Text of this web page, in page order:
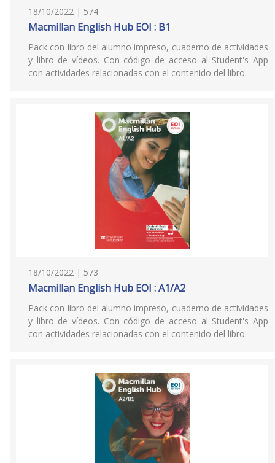
18/10/2022 | 574
Macmillan English Hub EOI : B1
Pack con libro del alumno impreso, cuaderno de actividades
y libro de vídeos. Con código de acceso al Student's App
con actividades relacionadas con el contenido del libro.
18/10/2022 | 573
Macmillan English Hub EOI : A1/A2
Pack con libro del alumno impreso, cuaderno de actividades
y libro de vídeos. Con código de acceso al Student's App
con actividades relacionadas con el contenido del libro.